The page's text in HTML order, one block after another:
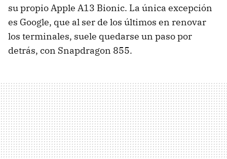
su propio Apple A13 Bionic. La única excepción
es Google, que al ser de los últimos en renovar
los terminales, suele quedarse un paso por
detrás, con Snapdragon 855.